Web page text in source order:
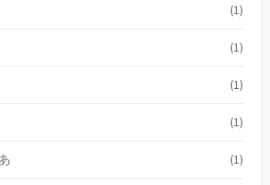
(1)
(1)
(1)
(1)
(1)